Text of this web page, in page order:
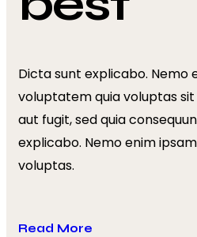
Dicta sunt explicabo. Nemo
voluptatem quia voluptas
aut fugit, sed quia
explicabo. Nemo enim
voluptas.
Read More